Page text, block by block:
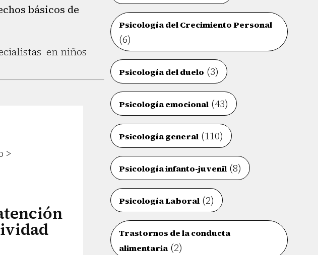
básicos de
en niños
>
Psicología del Crecimiento Personal
(6)
Psicología del duelo (3)
Psicología emocional (43)
Psicología general (110)
Psicología infanto-juvenil (8)
Psicología Laboral (2)
Trastornos de la conducta
alimentaria(2)